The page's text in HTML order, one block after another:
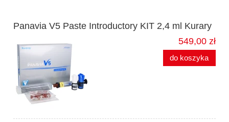
Panavia V5 Paste Introductory KIT 2,4 ml Kurary
549,00 zł
do koszyka